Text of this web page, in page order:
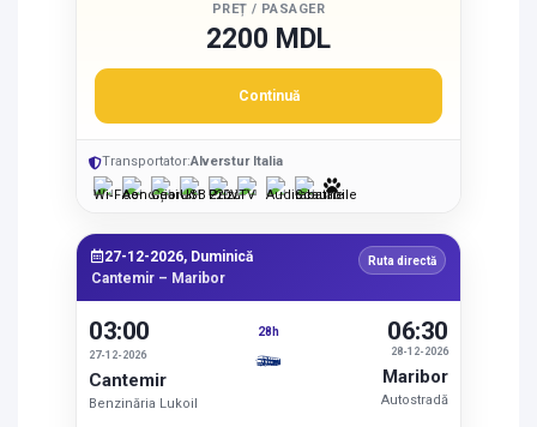
PREȚ / PASAGER
2200 MDL
Continuă
Transportator:Alverstur Italia
27-12-2026, Duminică
Cantemir – Maribor
Ruta directă
03:00
27-12-2026
Cantemir
Benzinăria Lukoil
28h
28-12-2026
06:30
Maribor
Autostradă